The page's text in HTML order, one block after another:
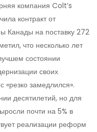
компания Colt’s
контракт от
Канады на поставку 272
что несколько лет
состоянии
своих
«резко замедлился».
десятилетий, но для
почти на 5% в
реализации реформ